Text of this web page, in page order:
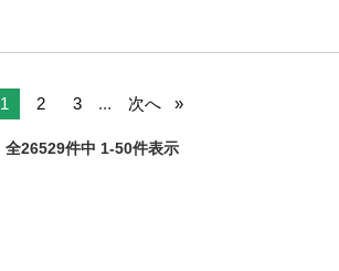
1 2 3 ... 次へ
全26529件中 1-50件表示